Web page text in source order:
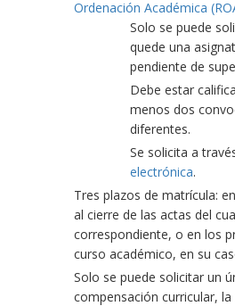
Ordenación Académica
Solo se puede
quede una
pendiente de
Debe estar
menos dos
diferentes.
Se solicita a
electrónica.
Tres plazos de matrícula:
al cierre de las actas del
correspondiente, o en los
curso académico, en su
Solo se puede solicitar un
compensación curricular,